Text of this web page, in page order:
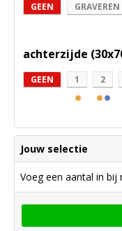
GEEN GRAVEREN
achterzijde
GEEN 1 2
Jouw selectie
Voeg een aantal in bij